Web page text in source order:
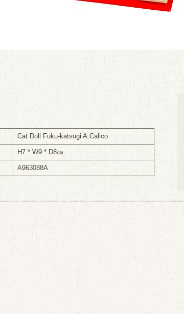
Cat Doll Fuku-katsugi A.Calico
H7 * W9 * D8㎝
A963088A